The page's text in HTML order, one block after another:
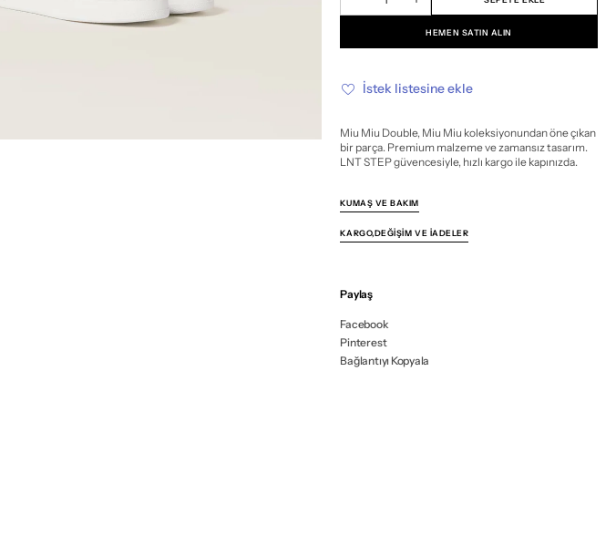
Miu
Miu
Miu
Double
HEMEN SATIN ALIN
İstek listesine ekle
Miu Miu Double, Miu Miu koleksiyonundan öne çıkan
bir parça. Premium malzeme ve zamansız tasarım.
LNT STEP güvencesiyle, hızlı kargo ile kapınızda.
KUMAŞ VE BAKIM
KARGO,DEĞIŞIM VE İADELER
Paylaş
Facebook
Pinterest
Bağlantıyı Kopyala